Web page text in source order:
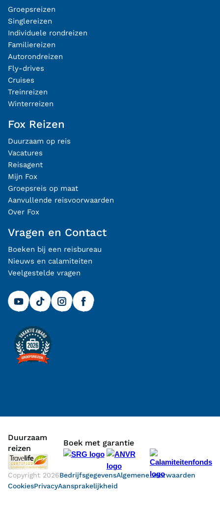
Groepsreizen
Singlereizen
Individuele rondreizen
Familiereizen
Autorondreizen
Fly-drives
Cruises
Treinreizen
Winterreizen
Fox Reizen
Duurzaam op reis
Vacatures
Reisagent
Mijn Fox
Groepsreis op maat
Aanvullende reisvoorwaarden
Over Fox
Vragen en Contact
Boeken bij een reisbureau
Nieuws en calamiteiten
Veelgestelde vragen
Copyright 2026BedrijfsgegevensAlgemene voorwaarden
CookiesPrivacyAansprakelijkheid
Duurzaam
reizen
Boek met garantie